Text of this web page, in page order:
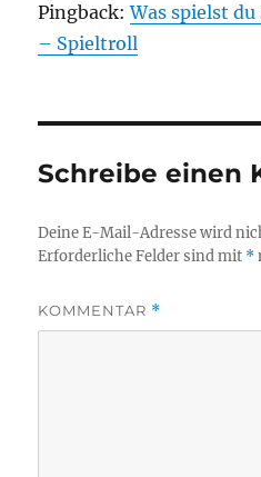
Pingback:Was spielst
– Spieltroll
Schreibe einen
Deine E-Mail-Adresse wird
Erforderliche Felder sind mit *
KOMMENTAR *